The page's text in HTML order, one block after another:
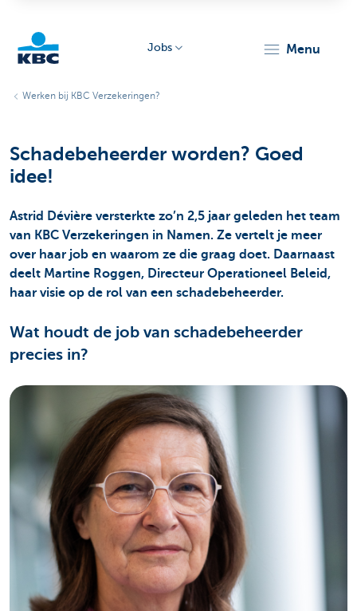
Jobs menu
Werken bij KBC Verzekeringen?
Schadebeheerder worden? Goed
idee!
Astrid Dévière versterkte zo’n 2,5 jaar geleden het team
van KBC Verzekeringen in Namen. Ze vertelt je meer
over haar job en waarom ze die graag doet. Daarnaast
deelt Martine Roggen, Directeur Operationeel Beleid,
haar visie op de rol van een schadebeheerder.
Wat houdt de job van schadebeheerder
precies in?